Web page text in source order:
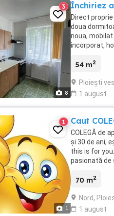
8
3 Închiriez
Direct
doua
noua,
incorporat,
54 m2
Ploiești
1 august
1
1 Caut
COLEGĂ de
și 30 de ani,
this is for
pasionată de
70 m2
Nord,
1 august